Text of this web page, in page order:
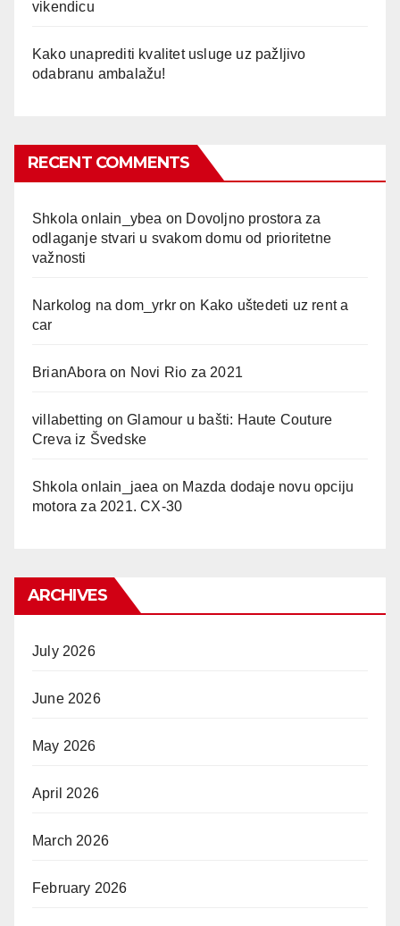
vikendicu
Kako unaprediti kvalitet usluge uz pažljivo
odabranu ambalažu!
RECENT COMMENTS
Shkola onlain_ybea on Dovoljno prostora za
odlaganje stvari u svakom domu od prioritetne
važnosti
Narkolog na dom_yrkr on Kako uštedeti uz rent a
car
BrianAbora on Novi Rio za 2021
villabetting onGlamour u bašti: Haute Couture
Creva iz Švedske
Shkola onlain_jaea on Mazda dodaje novu opciju
motora za 2021. CX-30
ARCHIVES
July 2026
June 2026
May 2026
April 2026
March 2026
February 2026